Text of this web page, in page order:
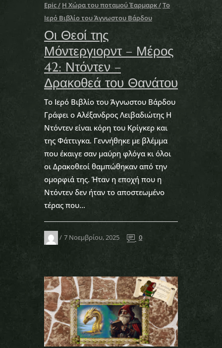
Epic Η Χώρα του ποταμού Έαρμαρκ
Το
Ιερό Βιβλίο του Άγνωστου Βάρδου
Οι Θεοί της
Μόντεργιορντ – Μέρος
42: Ντόντεν –
Δρακοθεά του Θανάτου
Το Ιερό Βιβλίο του Άγνωστου Βάρδου
Γράφει ο Αλέξανδρος Λειβαδιώτης H
Ντόντεν είναι κόρη του Κρίγκερ και
της Φάττιγκα. Γεννήθηκε με βλέμμα
που έκαιγε σαν μαύρη φλόγα κι όλοι
οι Δρακοθεοί θαμπώθηκαν από την
ομορφιά της. Ήταν η εποχή που η
Ντόντεν δεν ήταν το αποστεωμένο
τέρας που...
7 Νοεμβρίου, 2025 0